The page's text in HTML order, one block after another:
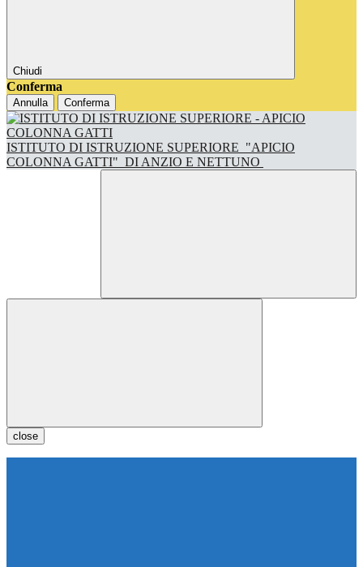
Chiudi
Conferma
Annulla Conferma
ISTITUTO DI ISTRUZIONE SUPERIORE "APICIO
COLONNA GATTI" DI ANZIO E NETTUNO
close